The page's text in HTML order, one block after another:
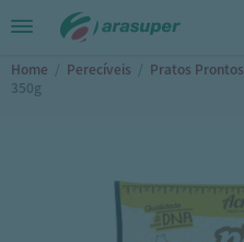
Home / Perecíveis / Pratos Prontos
350g